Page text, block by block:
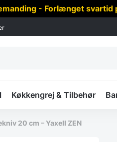
- Forlænget
Køkkengrej & Tilbehør
20 cm – Yaxell ZEN